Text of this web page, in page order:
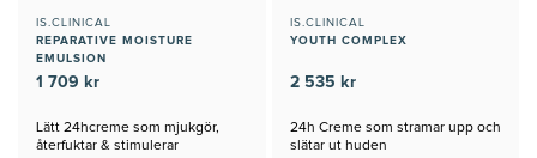
IS.CLINICAL
REPARATIVE MOISTURE
EMULSION
1 709 kr
Lätt 24hcreme som mjukgör,
återfuktar & stimulerar
IS.CLINICAL
YOUTH COMPLEX
2 535 kr
24h Creme som stramar upp och
slätar ut huden